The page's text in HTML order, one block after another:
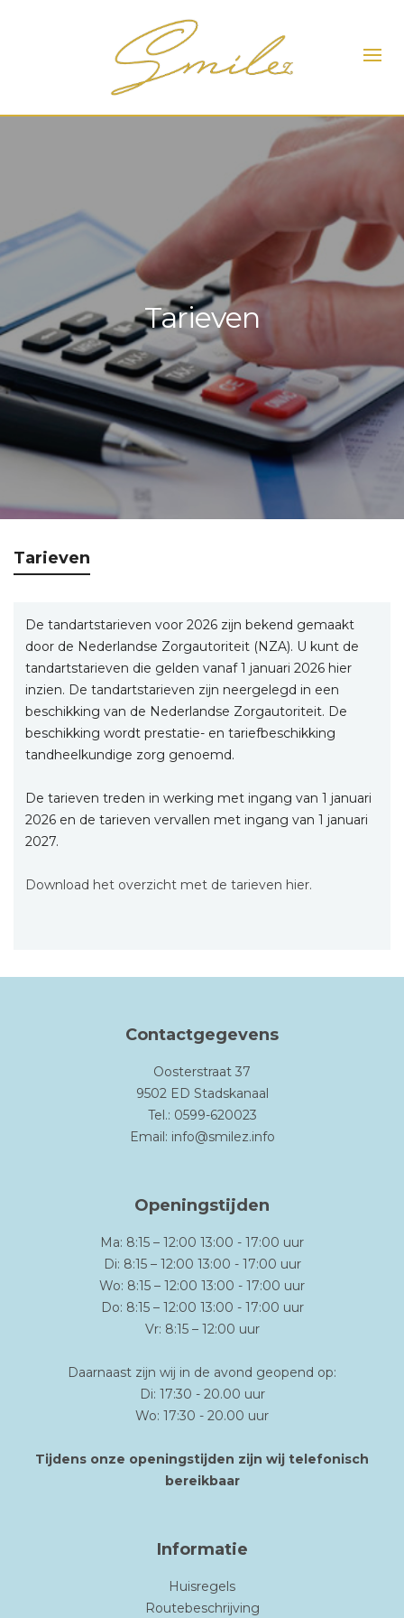
Tarieven
Tarieven
De tandartstarieven voor 2026 zijn bekend gemaakt
door de Nederlandse Zorgautoriteit (NZA). U kunt de
tandartstarieven die gelden vanaf 1 januari 2026 hier
inzien. De tandartstarieven zijn neergelegd in een
beschikking van de Nederlandse Zorgautoriteit. De
beschikking wordt prestatie- en tariefbeschikking
tandheelkundige zorg genoemd.
De tarieven treden in werking met ingang van 1 januari
2026 en de tarieven vervallen met ingang van 1 januari
2027.
Download het overzicht met de tarieven hier.
Contactgegevens
Oosterstraat 37
9502 ED Stadskanaal
Tel.: 0599-620023
Email: info@smilez.info
Openingstijden
Ma: 8:15 – 12:00 13:00 - 17:00 uur
Di: 8:15 – 12:00 13:00 - 17:00 uur
Wo: 8:15 – 12:00 13:00 - 17:00 uur
Do: 8:15 – 12:00 13:00 - 17:00 uur
Vr: 8:15 – 12:00 uur
Daarnaast zijn wij in de avond geopend op:
Di: 17:30 - 20.00 uur
Wo: 17:30 - 20.00 uur
Tijdens onze openingstijden zijn wij telefonisch
bereikbaar
Informatie
Huisregels
Routebeschrijving